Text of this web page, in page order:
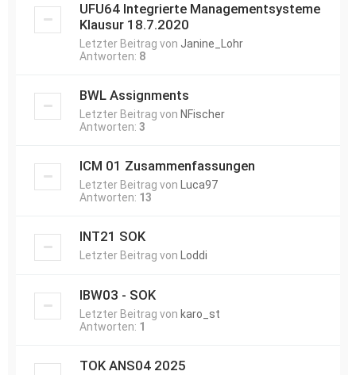
UFU64 Integrierte Managementsysteme
Klausur 18.7.2020
Letzter Beitrag von Janine_Lohr
Antworten: 8
BWL Assignments
Letzter Beitrag von NFischer
Antworten: 3
ICM 01 Zusammenfassungen
Letzter Beitrag von Luca97
Antworten: 13
INT21 SOK
Letzter Beitrag von Loddi
IBW03 - SOK
Letzter Beitrag von karo_st
Antworten: 1
TOK ANS04 2025